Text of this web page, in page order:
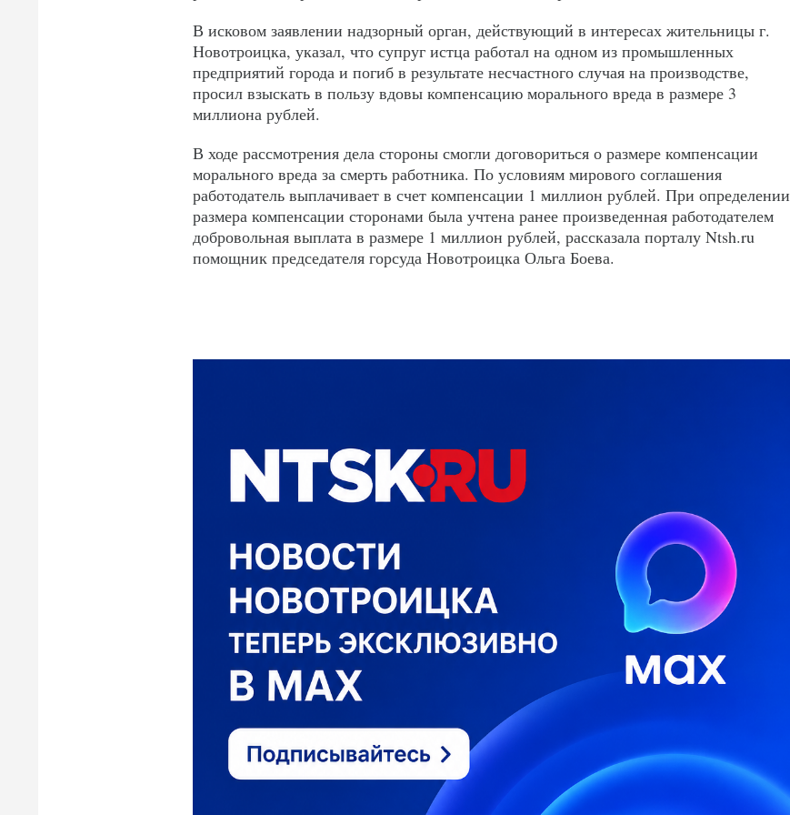
В исковом заявлении надзорный орган, действующий в интересах жительницы г.
Новотроицка, указал, что супруг истца работал на одном из промышленных
предприятий города и погиб в результате несчастного случая на производстве,
просил взыскать в пользу вдовы компенсацию морального вреда в размере 3
миллиона рублей.
В ходе рассмотрения дела стороны смогли договориться о размере компенсации
морального вреда за смерть работника. По условиям мирового соглашения
работодатель выплачивает в счет компенсации 1 миллион рублей. При определении
размера компенсации сторонами была учтена ранее произведенная работодателем
добровольная выплата в размере 1 миллион рублей, рассказала порталу Ntsh.ru
помощник председателя горсуда Новотроицка Ольга Боева.